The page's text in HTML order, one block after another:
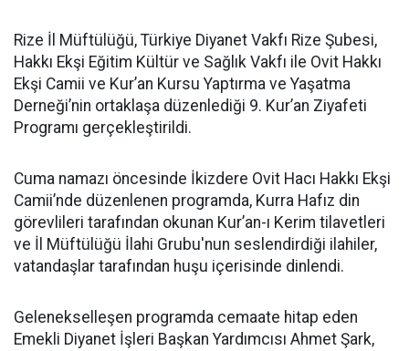
Rize İl Müftülüğü, Türkiye Diyanet Vakfı Rize Şubesi,
Hakkı Ekşi Eğitim Kültür ve Sağlık Vakfı ile Ovit Hakkı
Ekşi Camii ve Kur’an Kursu Yaptırma ve Yaşatma
Derneği’nin ortaklaşa düzenlediği 9. Kur’an Ziyafeti
Programı gerçekleştirildi.
Cuma namazı öncesinde İkizdere Ovit Hacı Hakkı Ekşi
Camii’nde düzenlenen programda, Kurra Hafız din
görevlileri tarafından okunan Kur’an-ı Kerim tilavetleri
ve İl Müftülüğü İlahi Grubu'nun seslendirdiği ilahiler,
vatandaşlar tarafından huşu içerisinde dinlendi.
Gelenekselleşen programda cemaate hitap eden
Emekli Diyanet İşleri Başkan Yardımcısı Ahmet Şark,